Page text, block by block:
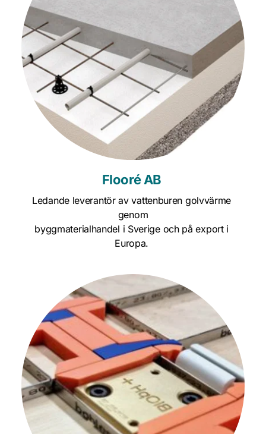
Flooré AB
Ledande leverantör av vattenburen golvvärme
genom
byggmaterialhandel i Sverige och på export i
Europa.